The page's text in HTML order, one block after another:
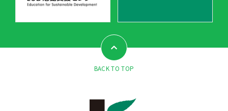
BACK TO TOP